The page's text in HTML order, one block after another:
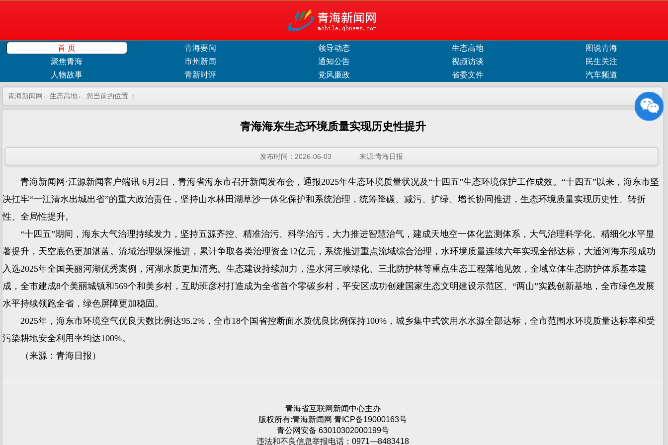
首 页 青海要闻 领导动态 生态高地
图说青海
聚焦青海
市州新闻 通知公告 视频访谈
民生关注
人物故事
青新时评 党风廉政 省委文件 汽车频道
青海新闻网← ← 您当前的位置 ：
生态高地
青海海东生态环境质量实现历史性提升
发布时间：2026-06-03 来源:青海日报
青海新闻网·江源新闻客户端讯 6月2日，青海省海东市召开新闻发布会，通报2025年生态环境质量状况及“十四五”生态环境保护工作成效。“十四五”以来，海东市坚
决扛牢“一江清水出城出省”的重大政治责任，坚持山水林田湖草沙一体化保护和系统治理，统筹降碳、减污、扩绿、增长协同推进，生态环境质量实现历史性、转折
性、全局性提升。
“十四五”期间，海东大气治理持续发力，坚持五源齐控、精准治污、科学治污，大力推进智慧治气，建成天地空一体化监测体系，大气治理科学化、精细化水平显
著提升，天空底色更加湛蓝。流域治理纵深推进，累计争取各类治理资金12亿元，系统推进重点流域综合治理，水环境质量连续六年实现全部达标，大通河海东段成功
入选2025年全国美丽河湖优秀案例，河湖水质更加清亮。生态建设持续加力，湟水河三峡绿化、三北防护林等重点生态工程落地见效，全域立体生态防护体系基本建
成，全市建成8个美丽城镇和569个和美乡村，互助班彦村打造成为全省首个零碳乡村，平安区成功创建国家生态文明建设示范区、“两山”实践创新基地，全市绿色发展
水平持续领跑全省，绿色屏障更加稳固。
2025年，海东市环境空气优良天数比例达95.2%，全市18个国省控断面水质优良比例保持100%，城乡集中式饮用水水源全部达标，全市范围水环境质量达标率和受
污染耕地安全利用率均达100%。
（来源：青海日报）
青海省互联网新闻中心主办
版权所有:青海新闻网 青ICP备19000163号
青公网安备 63010302000199号
违法和不良信息举报电话：0971—8483418